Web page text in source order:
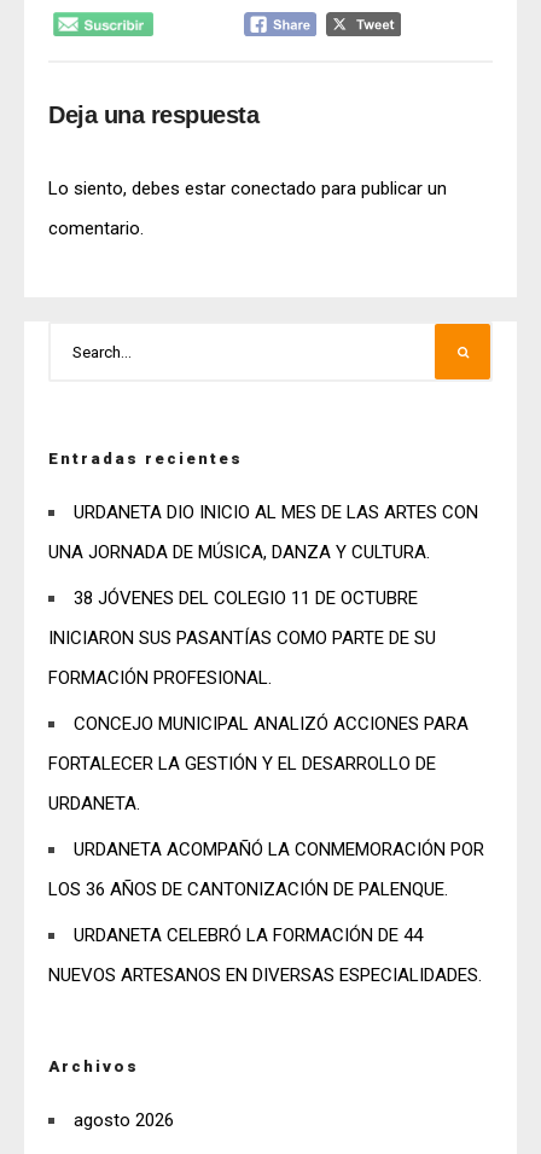
Deja una respuesta
Lo siento, debes estar conectado para publicar un
comentario.
Entradas recientes
URDANETA DIO INICIO AL MES DE LAS ARTES CON
UNA JORNADA DE MÚSICA, DANZA Y CULTURA.
38 JÓVENES DEL COLEGIO 11 DE OCTUBRE
INICIARON SUS PASANTÍAS COMO PARTE DE SU
FORMACIÓN PROFESIONAL.
CONCEJO MUNICIPAL ANALIZÓ ACCIONES PARA
FORTALECER LA GESTIÓN Y EL DESARROLLO DE
URDANETA.
URDANETA ACOMPAÑÓ LA CONMEMORACIÓN POR
LOS 36 AÑOS DE CANTONIZACIÓN DE PALENQUE.
URDANETA CELEBRÓ LA FORMACIÓN DE 44
NUEVOS ARTESANOS EN DIVERSAS ESPECIALIDADES.
Archivos
agosto 2026